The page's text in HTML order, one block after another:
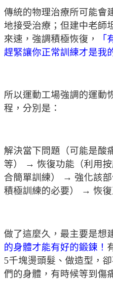
傳統的物理治療所可能會
地接受治療；但建中老師
來速，強調積極恢復，
趕緊讓你正常訓練才是我
所以運動工場強調的運動
程，分別是：
解決當下問題（可能是酸
等） → 恢復功能（利用
合簡單訓練） → 強化該
積極訓練的必要） → 恢復
做了這麼久，最主要是想
的身體才能有好的鍛鍊！
5千塊燙頭髮、做造型，
們的身體，有時候等到傷